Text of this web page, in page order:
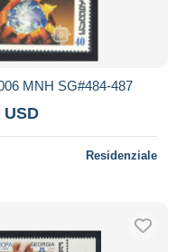
MNH SG#484-487
USD
Residenziale